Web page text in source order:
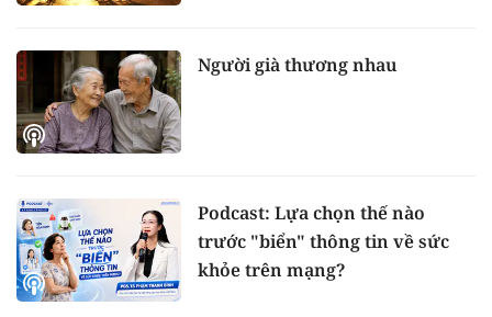
Người già thương nhau
Podcast: Lựa chọn thế nào
trước "biển" thông tin về sức
khỏe trên mạng?